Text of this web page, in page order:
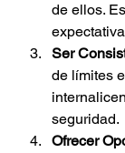
de ellos.
Ser
de límites
seguridad.
Ofrecer